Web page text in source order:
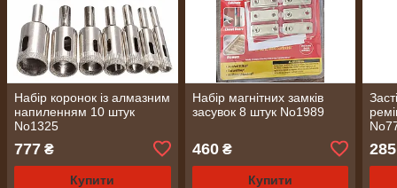
Набір коронок із алмазним
напиленням 10 штук
No1325
777 ₴
Купити
Набір магнітних замків
засувок 8 штук No1989
460₴
Купити
285